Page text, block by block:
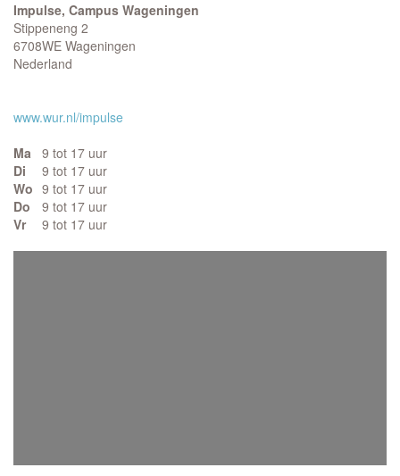
Impulse, Campus Wageningen
Stippeneng 2
6708WE Wageningen
Nederland
www.wur.nl/impulse
Ma
9 tot 17 uur
Di
9 tot 17 uur
Wo 9 tot 17 uur
Do
9 tot 17 uur
Vr
9 tot 17 uur